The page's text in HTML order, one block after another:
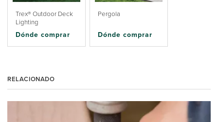
Trex® Outdoor Deck
Lighting
Dónde comprar
Pergola
Dónde comprar
RELACIONADO